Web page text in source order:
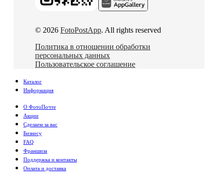
© 2026 FotoPostApp. All rights reserved
Политика в отношении обработки
персональных данных
Пользовательское соглашение
Каталог
Информация
О ФотоПочте
Акции
Сделаем за вас
Бизнесу
FAQ
Франшиза
Поддержка и контакты
Оплата и доставка